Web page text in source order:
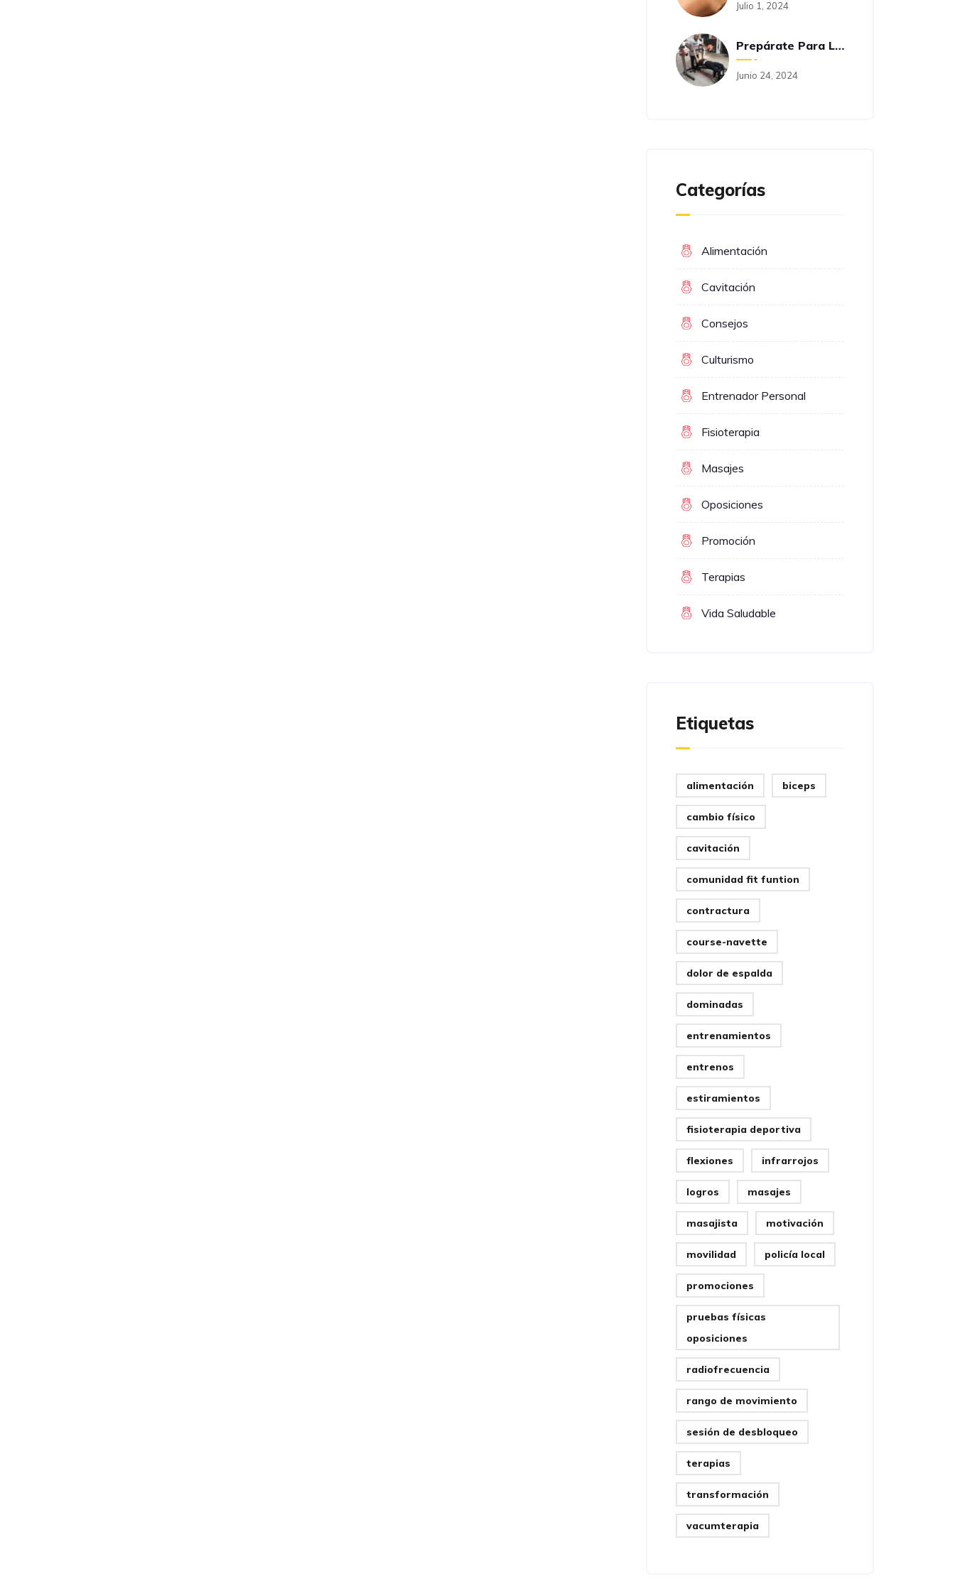
Julio 1, 2024
Prepárate Para Las Oposiciones Con Fit-Funtion
Junio 24, 2024
Categorías
Alimentación
Cavitación
Consejos
Culturismo
Entrenador Personal
Fisioterapia
Masajes
Oposiciones
Promoción
Terapias
Vida Saludable
Etiquetas
alimentación biceps
cambio físico
cavitación
comunidad fit funtion
contractura
course-navette
dolor de espalda
dominadas
entrenamientos
entrenos
estiramientos
fisioterapia deportiva
flexiones infrarrojos
logros masajes
masajista motivación
movilidad policía local
promociones
pruebas físicas
oposiciones
radiofrecuencia
rango de movimiento
sesión de desbloqueo
terapias
transformación
vacumterapia